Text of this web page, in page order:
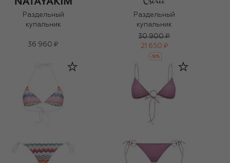
Раздельный
купальник
36 960 ₽
Раздельный
купальник
30 900 ₽
21 650 ₽
-30%